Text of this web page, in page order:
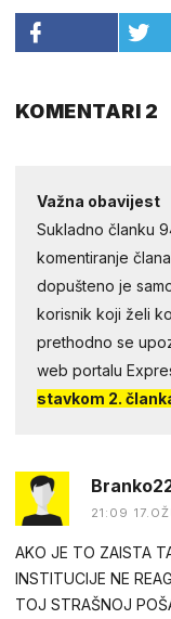
KOMENTARI 2
Važna obavijest
Sukladno članku
komentiranje
dopušteno je
korisnik koji želi
prethodno se
web portalu
stavkom 2.
21:09
AKO JE TO ZAISTA
INSTITUCIJE NE
TOJ STRAŠNOJ